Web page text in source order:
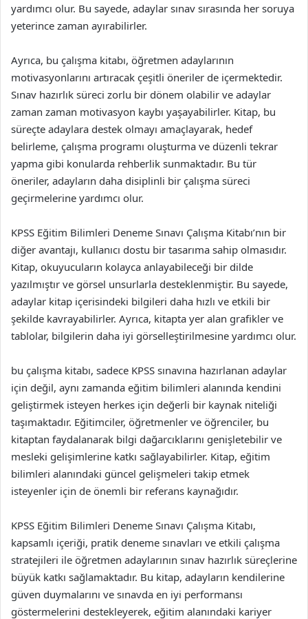
yardımcı olur. Bu sayede, adaylar sınav sırasında her soruya
yeterince zaman ayırabilirler.
Ayrıca, bu çalışma kitabı, öğretmen adaylarının
motivasyonlarını artıracak çeşitli öneriler de içermektedir.
Sınav hazırlık süreci zorlu bir dönem olabilir ve adaylar
zaman zaman motivasyon kaybı yaşayabilirler. Kitap, bu
süreçte adaylara destek olmayı amaçlayarak, hedef
belirleme, çalışma programı oluşturma ve düzenli tekrar
yapma gibi konularda rehberlik sunmaktadır. Bu tür
öneriler, adayların daha disiplinli bir çalışma süreci
geçirmelerine yardımcı olur.
KPSS Eğitim Bilimleri Deneme Sınavı Çalışma Kitabı’nın bir
diğer avantajı, kullanıcı dostu bir tasarıma sahip olmasıdır.
Kitap, okuyucuların kolayca anlayabileceği bir dilde
yazılmıştır ve görsel unsurlarla desteklenmiştir. Bu sayede,
adaylar kitap içerisindeki bilgileri daha hızlı ve etkili bir
şekilde kavrayabilirler. Ayrıca, kitapta yer alan grafikler ve
tablolar, bilgilerin daha iyi görselleştirilmesine yardımcı olur.
bu çalışma kitabı, sadece KPSS sınavına hazırlanan adaylar
için değil, aynı zamanda eğitim bilimleri alanında kendini
geliştirmek isteyen herkes için değerli bir kaynak niteliği
taşımaktadır. Eğitimciler, öğretmenler ve öğrenciler, bu
kitaptan faydalanarak bilgi dağarcıklarını genişletebilir ve
mesleki gelişimlerine katkı sağlayabilirler. Kitap, eğitim
bilimleri alanındaki güncel gelişmeleri takip etmek
isteyenler için de önemli bir referans kaynağıdır.
KPSS Eğitim Bilimleri Deneme Sınavı Çalışma Kitabı,
kapsamlı içeriği, pratik deneme sınavları ve etkili çalışma
stratejileri ile öğretmen adaylarının sınav hazırlık süreçlerine
büyük katkı sağlamaktadır. Bu kitap, adayların kendilerine
güven duymalarını ve sınavda en iyi performansı
göstermelerini destekleyerek, eğitim alanındaki kariyer